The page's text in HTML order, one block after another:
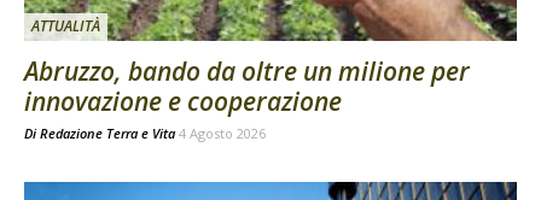
ATTUALITÀ
Abruzzo, bando da oltre un milione per
innovazione e cooperazione
Di Redazione Terra e Vita 4 Agosto 2026